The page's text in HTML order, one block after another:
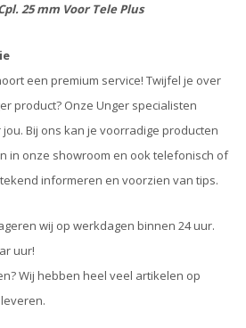
25 mm Voor Tele Plus
een premium service! Twijfel je over
product? Onze Unger specialisten
Bij ons kan je voorradige producten
in onze showroom en ook telefonisch of
informeren en voorzien van tips.
wij op werkdagen binnen 24 uur.
uur!
Wij hebben heel veel artikelen op